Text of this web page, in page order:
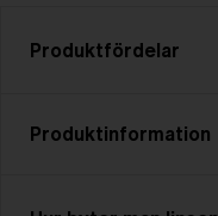
Produktfördelar
CE-standard
Produktinformation